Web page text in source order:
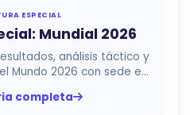
ESPECIAL
Mundial 2026
análisis táctico y
Mundo 2026 con sede en
completa